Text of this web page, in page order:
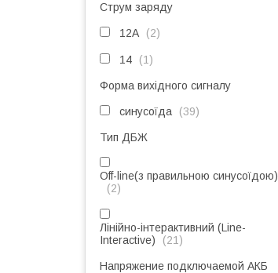
Струм заряду
12А 2
14 1
Форма вихідного сигналу
синусоїда 39
Тип ДБЖ
Off-line(з правильною синусоїдою)
2
Лінійно-інтерактивний (Line-
Interactive)
21
Напряжение подключаемой АКБ